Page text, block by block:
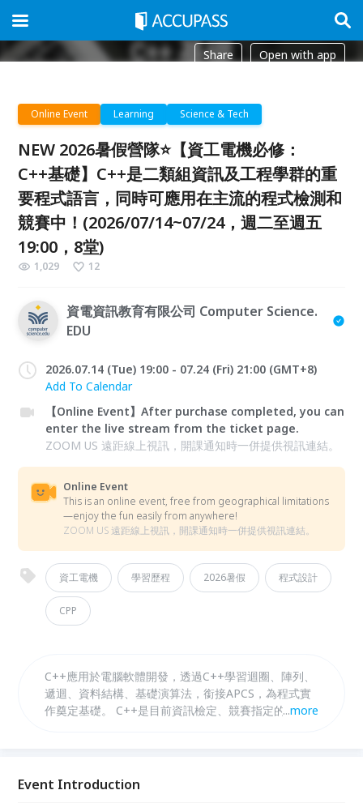
Share Open with app
Online Event Learning Science & Tech
NEW 2026暑假營隊⭐【資工電機必修：
C++基礎】C++是二類組資訊及工程學群的重
要程式語言，同時可應用在主流的程式檢測和
競賽中！(2026/07/14~07/24，週二至週五
19:00，8堂)
1,029 12
資電資訊教育有限公司 Computer Science.
EDU
2026.07.14 (Tue) 19:00 - 07.24 (Fri) 21:00 (GMT+8)
Add To Calendar
【Online Event】After purchase completed, you can
enter the live stream from the ticket page.
ZOOM US 遠距線上視訊，開課通知時一併提供視訊連結。
Online Event
This is an online event, free from geographical limitations
—enjoy the fun easily from anywhere!
ZOOM US 遠距線上視訊，開課通知時一併提供視訊連結。
資工電機 學習歷程 2026暑假 程式設計
CPP
C++應用於電腦軟體開發，透過C++學習迴圈、陣列、
遞迴、資料結構、基礎演算法，銜接APCS，為程式實
作奠定基礎。 C++是目前資訊檢定、競賽指定的主流
合需要高性能和硬體控制的應用，從資料結構到演算
...more
Event Introduction